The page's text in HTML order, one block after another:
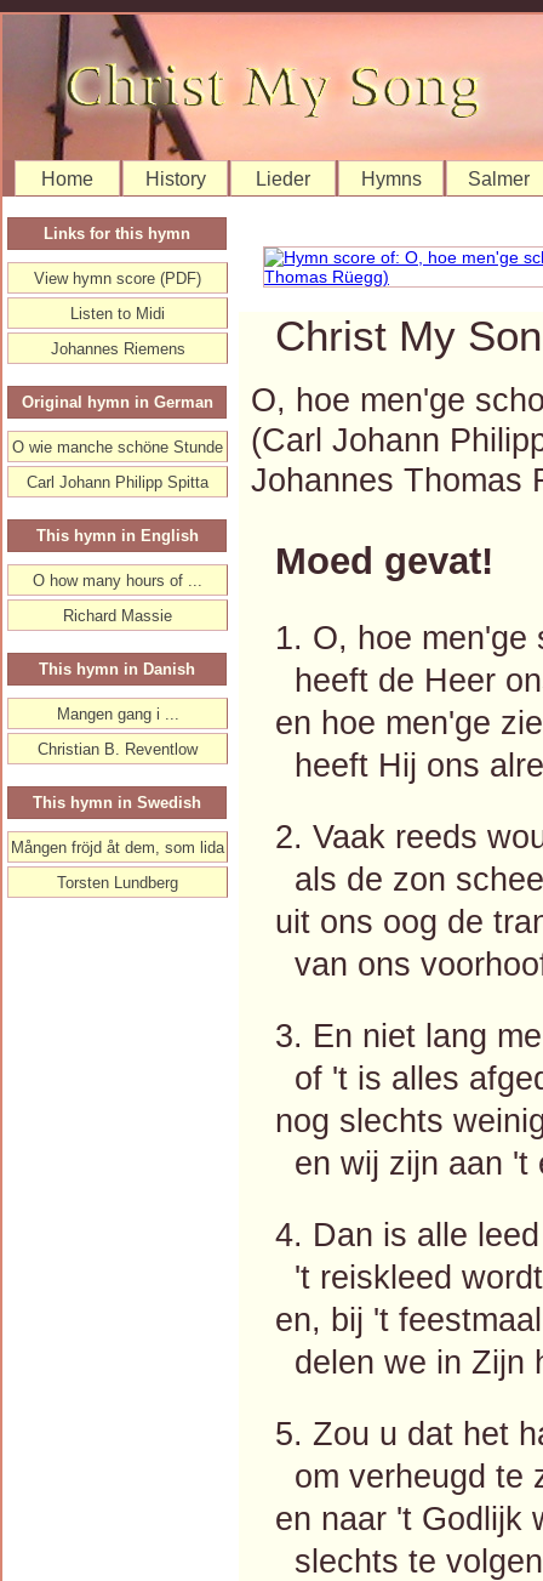
Home History Lieder Hymns Salmer
Christ My
O, hoe men'ge
(Carl Johann
Johannes Thomas
Moed gevat!
1. O, hoe men'ge
heeft de Heer
en hoe men'ge
heeft Hij ons
2. Vaak reeds
als de zon
uit ons oog de
van ons
3. En niet lang
of 't is alles
nog slechts
en wij zijn aan 't
4. Dan is alle
't reiskleed
en, bij 't
delen we in Zijn
5. Zou u dat het
om verheugd te
en naar 't Godlijk
slechts te
Links for this hymn
View hymn score (PDF)
Listen to Midi
Johannes Riemens
Original hymn in German
O wie manche schöne Stunde
Carl Johann Philipp Spitta
This hymn in English
O how many hours of ...
Richard Massie
This hymn in Danish
Mangen gang i ...
Christian B. Reventlow
This hymn in Swedish
Mången fröjd åt dem, som lida
Torsten Lundberg